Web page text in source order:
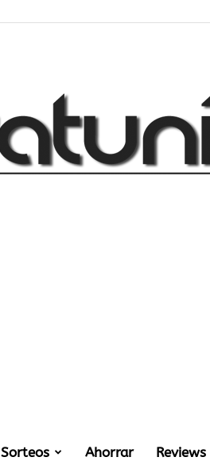
muestras
Sorteos Ahorrar Reviews